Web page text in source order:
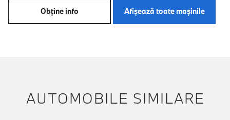
Obţine info Afişează toate maşinile
AUTOMOBILE SIMILARE